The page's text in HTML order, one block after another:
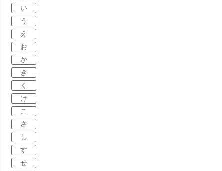
い
う
え
お
か
き
く
け
こ
さ
し
す
せ